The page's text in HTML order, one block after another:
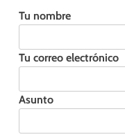
Tu nombre
Tu correo electrónico
Asunto